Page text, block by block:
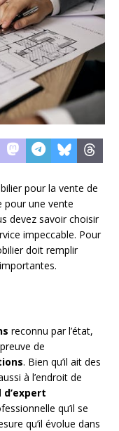
pour la vente de
pour une vente
devez savoir choisir
impeccable. Pour
doit remplir
reconnu par l’état,
de
. Bien qu’il ait des
à l’endroit de
d’expert
qu’il se
qu’il évolue dans